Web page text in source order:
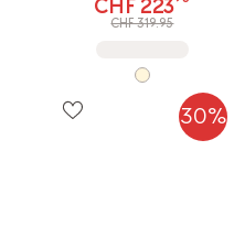
CHF 223
CHF 319.95
30%